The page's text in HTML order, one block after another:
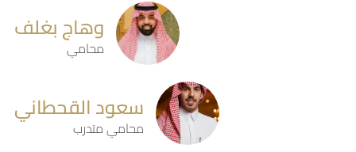
وهاج بغلف
محامي
سعود القحطاني
محامي متدرب